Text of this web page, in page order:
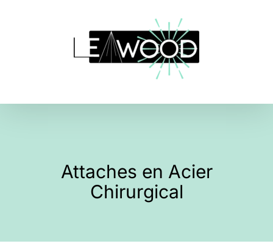
Attaches en Acier
Chirurgical